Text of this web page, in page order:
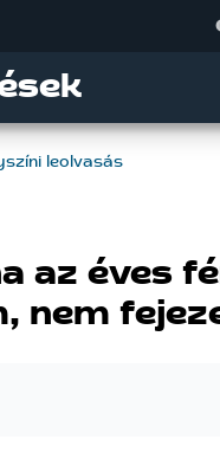
leolvasás
az éves
nem